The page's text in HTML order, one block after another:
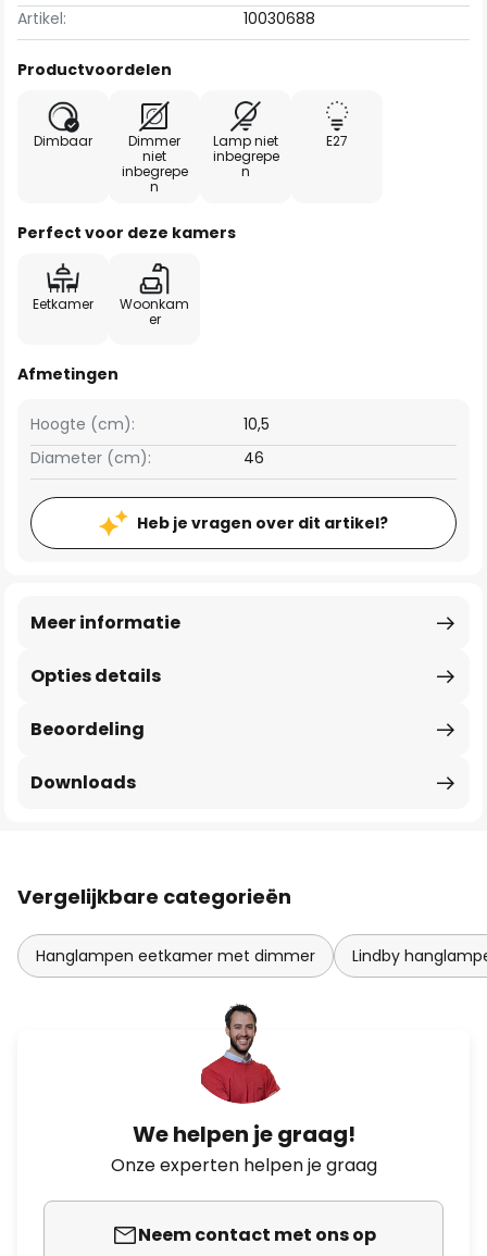
Artikel:
10030688
Productvoordelen
Dimbaar
Dimmer
niet
inbegrepe
n
Lamp niet
inbegrepe
n
E27
Perfect voor deze kamers
Eetkamer
Woonkam
er
Afmetingen
Hoogte (cm):
10,5
Diameter (cm):
46
Heb je vragen over dit artikel?
Opties details
Meer informatie
Beoordeling
Downloads
Vergelijkbare categorieën
Hanglampen eetkamer met dimmer Lindby
We helpen je graag!
Onze experten helpen je graag
Neem contact met ons op